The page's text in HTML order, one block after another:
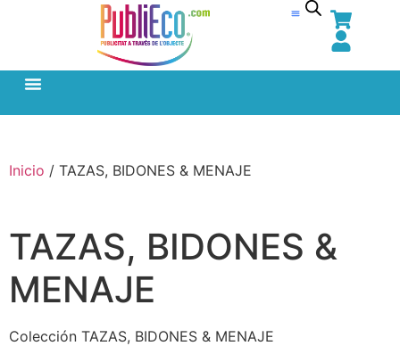
Inicio / TAZAS, BIDONES & MENAJE
TAZAS, BIDONES &
MENAJE
Colección TAZAS, BIDONES & MENAJE